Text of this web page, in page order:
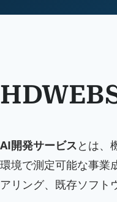
AI開発サービスとは、
環境で測定可能な事業
アリング、既存ソフト